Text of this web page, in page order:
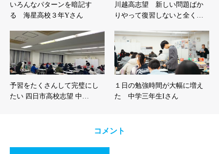
いろんなパターンを暗記す
る 海星高校３年Yさん
川越高志望 新しい問題ばか
りやって復習しないと全く…
予習をたくさんして完璧にし
たい 四日市高校志望 中…
１日の勉強時間が大幅に増え
た 中学三年生Iさん
コメント